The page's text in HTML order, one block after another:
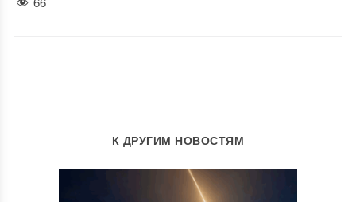
К ДРУГИМ НОВОСТЯМ